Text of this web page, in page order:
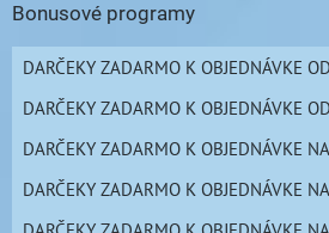
Bonusové programy
DARČEKY ZADARMO K OBJEDNÁVKE
DARČEKY ZADARMO K OBJEDNÁVKE
DARČEKY ZADARMO K OBJEDNÁVKE
DARČEKY ZADARMO K OBJEDNÁVKE